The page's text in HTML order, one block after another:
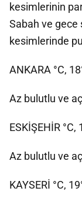
kesimlerinin
Sabah ve gece
kesimlerinde
ANKARA °C,
Az bulutlu ve
ESKİŞEHİR °C,
Az bulutlu ve
KAYSERİ °C,